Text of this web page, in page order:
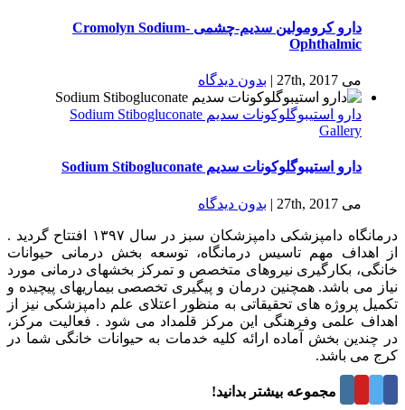
دارو كرومولين سدیم-چشمی Cromolyn Sodium-
Ophthalmic
می 27th, 2017 | بدون ديدگاه
دارو استیبوگلوکونات سدیم Sodium Stibogluconate
Gallery
دارو استیبوگلوکونات سدیم Sodium Stibogluconate
می 27th, 2017 | بدون ديدگاه
درمانگاه دامپزشکی دامپزشکان سبز در سال ۱۳۹۷ افتتاح گردید .
از اهداف مهم تاسیس درمانگاه، توسعه بخش درمانی حیوانات
خانگی، بکارگیری نیروهای متخصص و تمرکز بخشهای درمانی مورد
نیاز می باشد. همچنین درمان و پیگیری تخصصی بیماریهای پیچیده و
تکمیل پروژه های تحقیقاتی به منظور اعتلای علم دامپزشکی نیز از
اهداف علمی وفرهنگی این مرکز قلمداد می شود . فعالیت مرکز،
در چندین بخش آماده ارائه کلیه خدمات به حیوانات خانگی شما در
کرج می باشد.
درباره این مجموعه بیشتر بدانید!